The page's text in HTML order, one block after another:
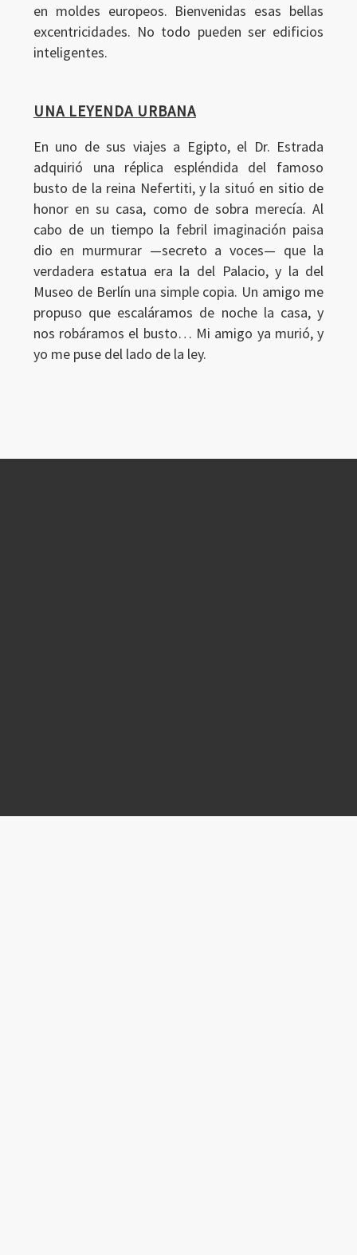
en moldes europeos. Bienvenidas esas bellas
excentricidades. No todo pueden ser edificios
inteligentes.
UNA LEYENDA URBANA
En uno de sus viajes a Egipto, el Dr. Estrada
adquirió una réplica espléndida del famoso
busto de la reina Nefertiti, y la situó en sitio de
honor en su casa, como de sobra merecía. Al
cabo de un tiempo la febril imaginación paisa
dio en murmurar —secreto a voces— que la
verdadera estatua era la del Palacio, y la del
Museo de Berlín una simple copia. Un amigo me
propuso que escaláramos de noche la casa, y
nos robáramos el busto… Mi amigo ya murió, y
yo me puse del lado de la ley.